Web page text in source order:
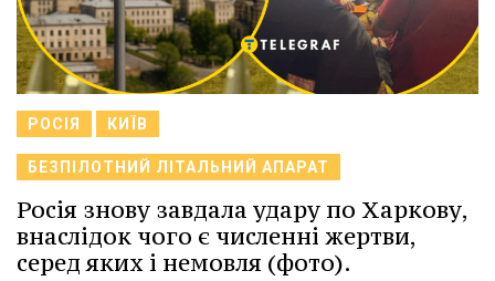
РОСІЯ КИЇВ
БЕЗПІЛОТНИЙ ЛІТАЛЬНИЙ АПАРАТ
Росія знову завдала удару по Харкову,
внаслідок чого є численні жертви,
серед яких і немовля (фото).